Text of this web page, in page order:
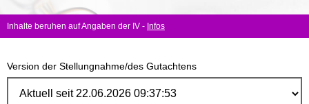
Inhalte beruhen auf Angaben der IV - Infos
Version der Stellungnahme/des Gutachtens